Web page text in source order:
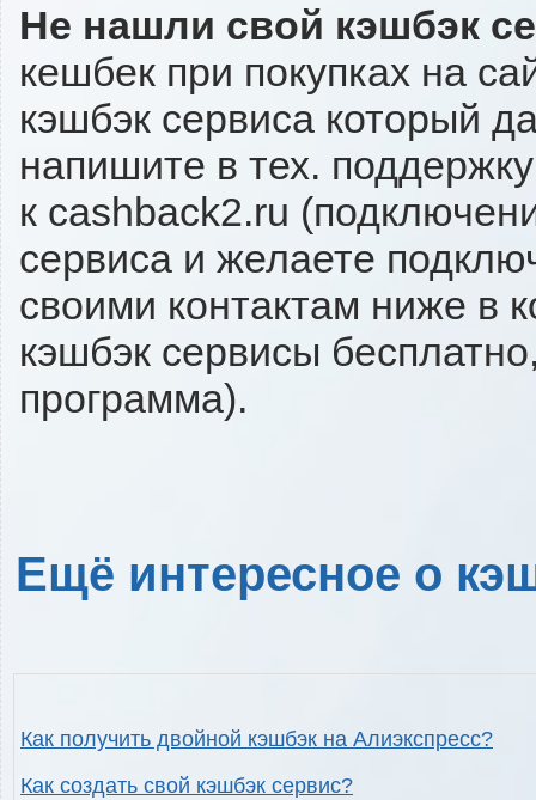
Не нашли свой кэшбэк
кешбек при покупках на
кэшбэк сервиса который
напишите в тех.
к cashback2.ru
сервиса и желаете
своими контактам ниже в
кэшбэк сервисы
программа).
Ещё интересное о
Как получить двойной кэшбэк на Алиэкспресс?
Как создать свой кэшбэк сервис?